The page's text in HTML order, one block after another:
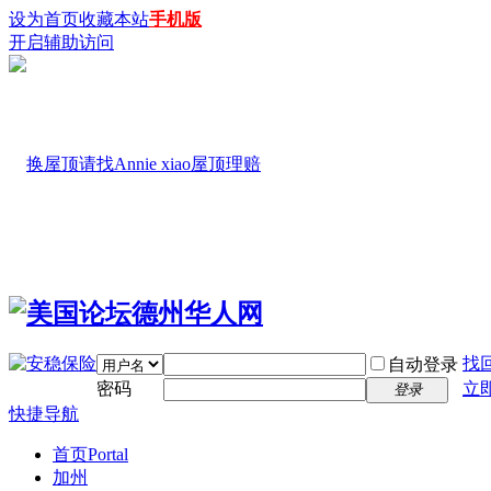
设为首页收藏本站手机版
开启辅助访问
自动登录 找
密码
登录
立
快捷导航
首页Portal
加州